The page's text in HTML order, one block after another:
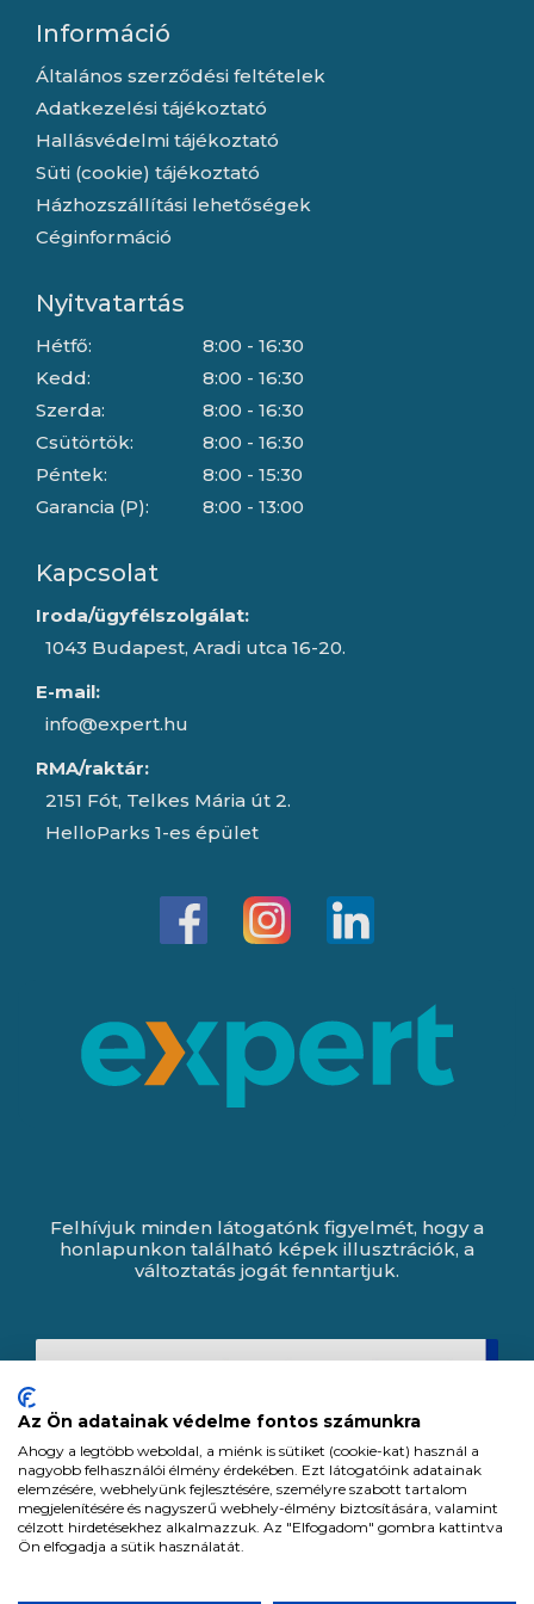
Információ
Általános szerződési feltételek
Adatkezelési tájékoztató
Hallásvédelmi tájékoztató
Süti (cookie) tájékoztató
Házhozszállítási lehetőségek
Céginformáció
Nyitvatartás
Hétfő:
Kedd:
Szerda:
Csütörtök:
Péntek:
Garancia (P):
8:00 - 16:30
8:00 - 16:30
8:00 - 16:30
8:00 - 16:30
8:00 - 15:30
8:00 - 13:00
Kapcsolat
Iroda/ügyfélszolgálat:
1043 Budapest, Aradi utca 16-20.
E-mail:
info@expert.hu
RMA/raktár:
2151 Fót, Telkes Mária út 2.
HelloParks 1-es épület
Felhívjuk minden látogatónk figyelmét, hogy a
honlapunkon található képek illusztrációk, a
változtatás jogát fenntartjuk.
Az Ön adatainak védelme fontos számunkra
Ahogy a legtöbb weboldal, a miénk is sütiket (cookie-kat) használ a
nagyobb felhasználói élmény érdekében. Ezt látogatóink adatainak
elemzésére, webhelyünk fejlesztésére, személyre szabott tartalom
megjelenítésére és nagyszerű webhely-élmény biztosítására, valamint
célzott hirdetésekhez alkalmazzuk. Az "Elfogadom" gombra kattintva
Ön elfogadja a sütik használatát.